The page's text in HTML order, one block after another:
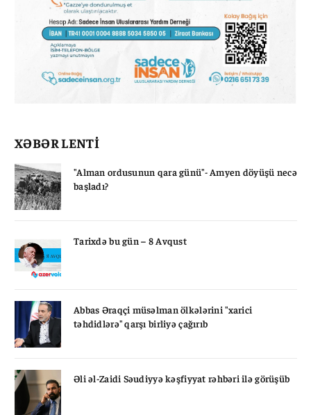
XƏBƏR LENTİ
"Alman ordusunun qara günü"- Amyen döyüşü necə
başladı?
Tarixdə bu gün – 8 Avqust
Abbas Əraqçi müsəlman ölkələrini "xarici
təhdidlərə" qarşı birliyə çağırıb
Əli əl-Zaidi Səudiyyə kəşfiyyat rəhbəri ilə görüşüb